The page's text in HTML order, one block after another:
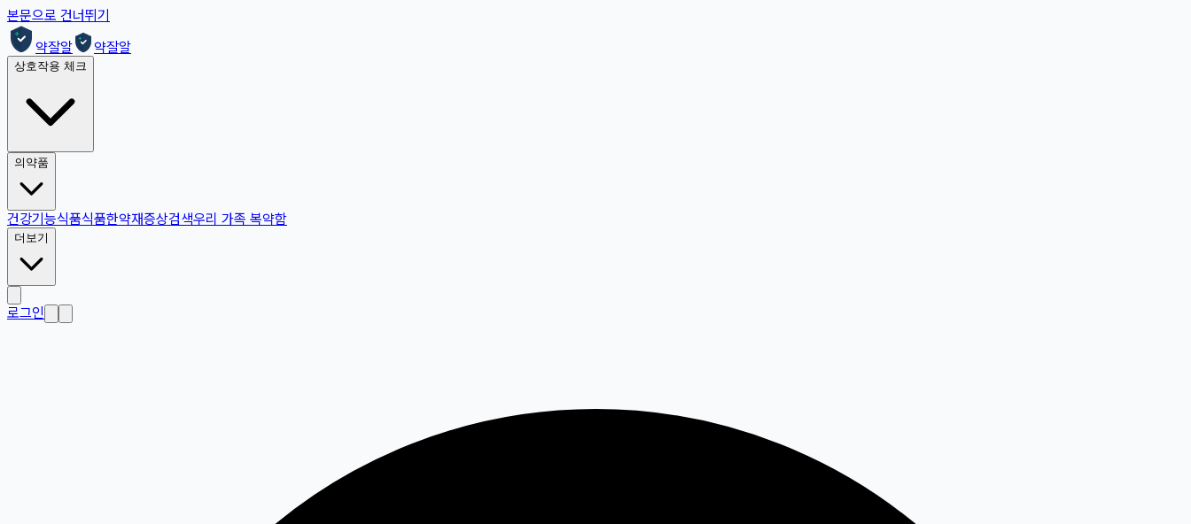
본문으로 건너뛰기
약잘알
약잘알
상호작용 체크
의약품
건강기능식품식품한약재증상검색우리 가족 복약함
더보기
로그인